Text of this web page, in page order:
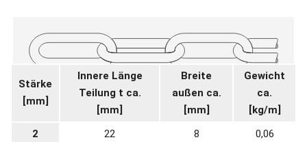
Stärke
[mm]
Innere Länge
Teilung t ca.
[mm]
Breite
außen ca.
[mm]
Gewicht
ca.
[kg/m]
2
22 8
0,06